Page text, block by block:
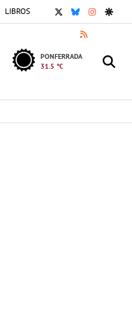
LIBROS X BLUESKY
RSS
PONFERRADA
31.5 °C